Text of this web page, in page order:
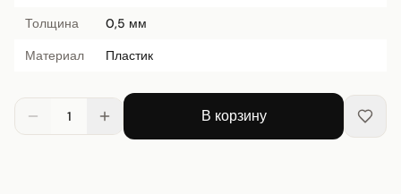
Толщина
0,5 мм
Материал
Пластик
1 В корзину